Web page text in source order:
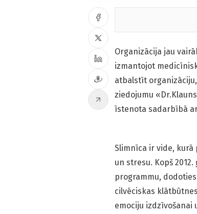
Organizācija jau
izmantojot
atbalstīt
ziedojumu
īstenota sadarbībā
Slimnīca ir vide,
un stresu. Kopš
programmu,
cilvēciskas
emociju izdzīvošanai